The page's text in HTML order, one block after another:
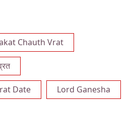
Chauth Vrat
Date Lord Ganesha